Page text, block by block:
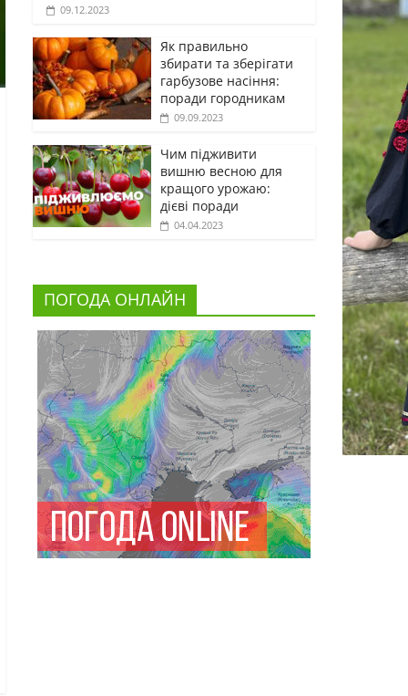
09.12.2023
Як правильно
збирати та зберігати
гарбузове насіння:
поради городникам
09.09.2023
Чим підживити
вишню весною для
кращого урожаю:
дієві поради
04.04.2023
ПОГОДА ОНЛАЙН